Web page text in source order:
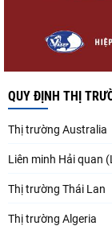
QUY ĐỊNH THỊ
Thị trường Australia
Liên minh Hải quan
Thị trường Thái Lan
Thị trường Algeria